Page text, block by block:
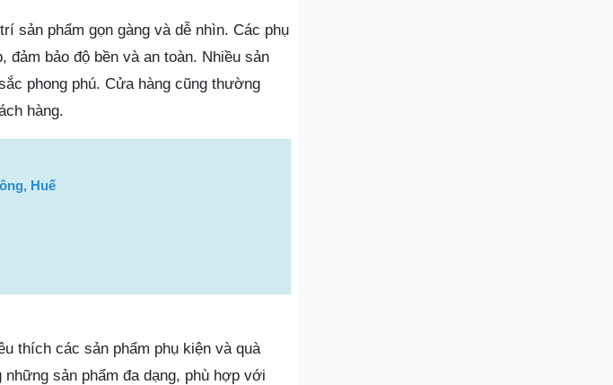
sản phẩm gọn gàng và dễ nhìn. Các phụ
bảo độ bền và an toàn. Nhiều sản
phong phú. Cửa hàng cũng thường
hàng.
Huế
thích các sản phẩm phụ kiện và quà
sản phẩm đa dạng, phù hợp với